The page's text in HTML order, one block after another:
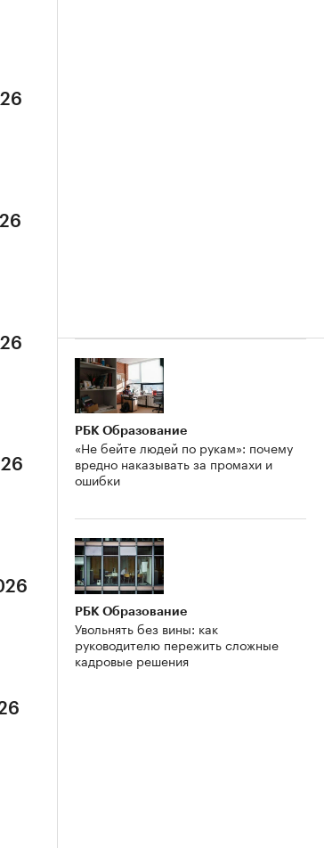
РБК Образование
«Не бейте людей по рукам»: почему
вредно наказывать за промахи и
ошибки
РБК Образование
Увольнять без вины: как
руководителю пережить сложные
кадровые решения